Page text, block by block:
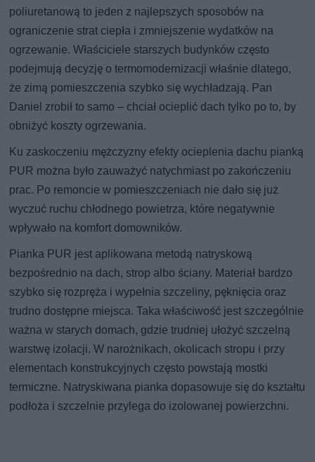
poliuretanową to jeden z najlepszych sposobów na
ograniczenie strat ciepła i zmniejszenie wydatków na
ogrzewanie. Właściciele starszych budynków często
podejmują decyzję o termomodernizacji właśnie dlatego,
że zimą pomieszczenia szybko się wychładzają. Pan
Daniel zrobił to samo – chciał ocieplić dach tylko po to, by
obniżyć koszty ogrzewania.
Ku zaskoczeniu mężczyzny efekty ocieplenia dachu pianką
PUR można było zauważyć natychmiast po zakończeniu
prac. Po remoncie w pomieszczeniach nie dało się już
wyczuć ruchu chłodnego powietrza, które negatywnie
wpływało na komfort domowników.
Pianka PUR jest aplikowana metodą natryskową
bezpośrednio na dach, strop albo ściany. Materiał bardzo
szybko się rozpręża i wypełnia szczeliny, pęknięcia oraz
trudno dostępne miejsca. Taka właściwość jest szczególnie
ważna w starych domach, gdzie trudniej ułożyć szczelną
warstwę izolacji. W narożnikach, okolicach stropu i przy
elementach konstrukcyjnych często powstają mostki
termiczne. Natryskiwana pianka dopasowuje się do kształtu
podłoża i szczelnie przylega do izolowanej powierzchni.